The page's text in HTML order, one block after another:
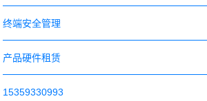
终端安全管理
产品硬件租赁
15359330993